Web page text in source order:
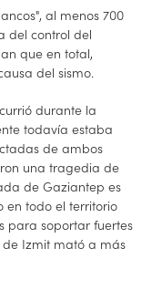
al menos 700
del control del
que en total,
del sismo.
durante la
todavía estaba
de ambos
una tragedia de
de Gaziantep es
en todo el territorio
para soportar fuertes
de Izmit mató a más